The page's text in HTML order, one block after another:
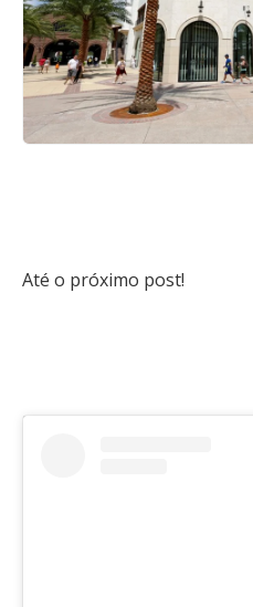
Até o próximo post!